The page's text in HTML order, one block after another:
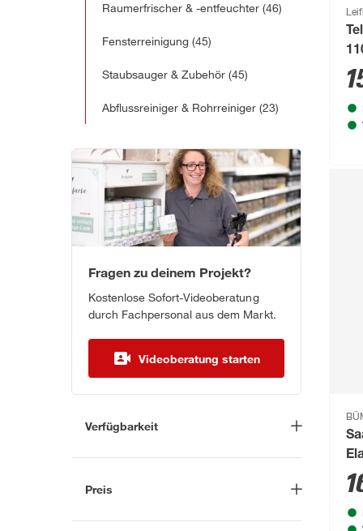
Raumerfrischer & -entfeuchter (46)
Fensterreinigung (45)
Staubsauger & Zubehör (45)
Abflussreiniger & Rohrreiniger (23)
Fragen zu deinem Projekt?
Kostenlose Sofort-Videoberatung
durch Fachpersonal aus dem Markt.
Videoberatung starten
Verfügbarkeit
Lieferung nach Hause (53)
bestellbar (57)
Preis